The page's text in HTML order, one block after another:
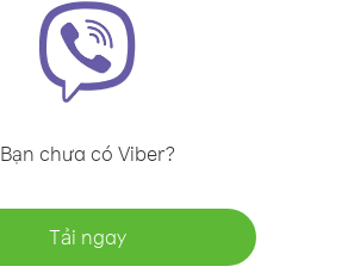
Bạn chưa có Viber?
Tải ngay